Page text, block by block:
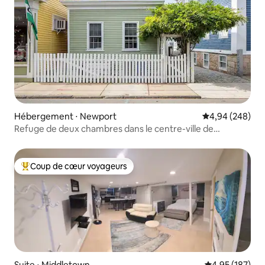
Hébergement ⋅ Newport Évaluation
4,94 (248)
Refuge de deux chambres dans le centre-ville de
Coups de cœur voyageurs les plus appréciés
Coup de cœur voyageurs